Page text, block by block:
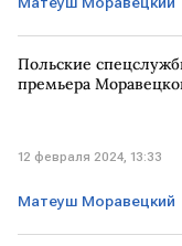
Владимир
президентские
Польские
премьера
12 февраля 2024, 13:33
Матеуш Моравецкий
В мире